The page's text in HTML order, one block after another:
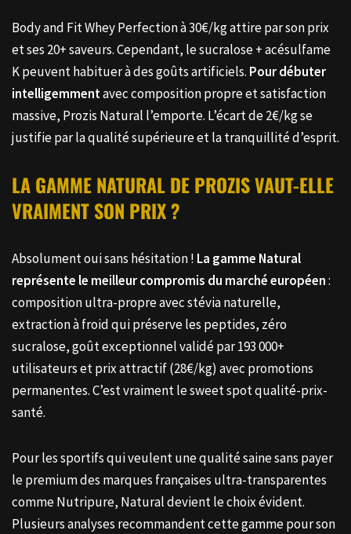
Body and Fit Whey Perfection à 30€/kg attire par son prix
et ses 20+ saveurs. Cependant, le sucralose + acésulfame
K peuvent habituer à des goûts artificiels. Pour débuter
intelligemmentavec composition propre et satisfaction
massive, Prozis Natural l’emporte. L’écart de 2€/kg se
justifie par la qualité supérieure et la tranquillité d’esprit.
LA GAMME NATURAL DE PROZIS VAUT-ELLE
VRAIMENT SON PRIX ?
Absolument oui sans hésitation ! La gamme Natural
représente le meilleur compromis du marché européen:
composition ultra-propre avec stévia naturelle,
extraction à froid qui préserve les peptides, zéro
sucralose, goût exceptionnel validé par 193 000+
utilisateurs et prix attractif (28€/kg) avec promotions
permanentes. C’est vraiment le sweet spot qualité-prix-
santé.
Pour les sportifs qui veulent une qualité saine sans payer
le premium des marques françaises ultra-transparentes
comme Nutripure, Natural devient le choix évident.